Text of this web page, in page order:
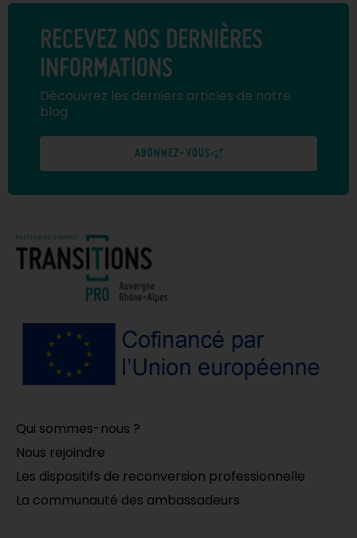
RECEVEZ NOS DERNIÈRES
INFORMATIONS
Découvrez les derniers articles de notre
blog
ABONNEZ-VOUS
Qui sommes-nous ?
Nous rejoindre
Les dispositifs de reconversion professionnelle
La communauté des ambassadeurs